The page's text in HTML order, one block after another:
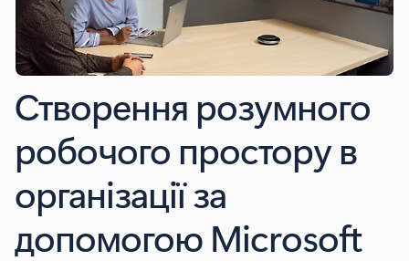
Створення розумного
робочого простору в
організації за
допомогою Microsoft